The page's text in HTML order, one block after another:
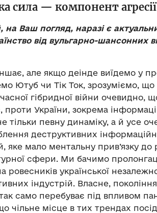
сила — компонент
Ваш погляд, наразі є
від вульгарно-шансонних
але якщо деінде виїдемо у
Ютуб чи Тік Ток, зрозуміємо,
гібридної війни очевидно,
проти України, зокрема
тільки певну динаміку, а й усе
деструктивних
яке мало ментальну прив’язку до
сфери. Ми бачимо
ровесників української
індустрій. Власне,
так само перебуває під впливом
чільне місце в тих трендах